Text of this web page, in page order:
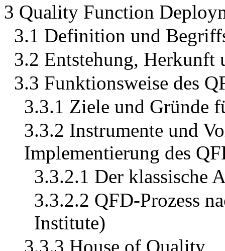
3 Quality Function
3.1 Definition und
3.2 Entstehung, Herkunft
3.3 Funktionsweise des
3.3.1 Ziele und Gründe
3.3.2 Instrumente und
Implementierung des
3.3.2.1 Der klassische
3.3.2.2 QFD-Prozess
Institute)
3.3.3 House of Quality